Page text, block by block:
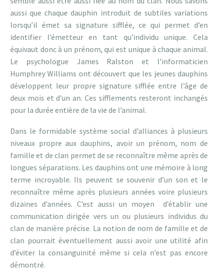
aussi que chaque dauphin introduit de subtiles variations
lorsqu’il émet sa signature sifflée, ce qui permet d’en
identifier l’émetteur en tant qu’individu unique. Cela
équivaut donc à un prénom, qui est unique à chaque animal.
Le psychologue James Ralston et l’informaticien
Humphrey Williams ont découvert que les jeunes dauphins
développent leur propre signature sifflée entre l’âge de
deux mois et d’un an. Ces sifflements resteront inchangés
pour la durée entière de la vie de l’animal.
Dans le formidable système social d’alliances à plusieurs
niveaux propre aux dauphins, avoir un prénom, nom de
famille et de clan permet de se reconnaître même après de
longues séparations. Les dauphins ont une mémoire à long
terme incroyable. Ils peuvent se souvenir d’un son et le
reconnaître même après plusieurs années voire plusieurs
dizaines d’années. C’est aussi un moyen d’établir une
communication dirigée vers un ou plusieurs individus du
clan de manière précise. La notion de nom de famille et de
clan pourrait éventuellement aussi avoir une utilité afin
d’éviter la consanguinité même si cela n’est pas encore
démontré.